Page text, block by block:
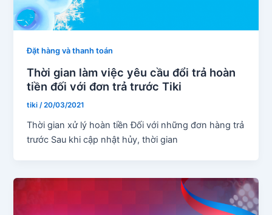
Đặt hàng và thanh toán
Thời gian làm việc yêu cầu đổi trả hoàn
tiền đối với đơn trả trước Tiki
tiki/20/03/2021
Thời gian xử lý hoàn tiền Đối với những đơn hàng trả
trước Sau khi cập nhật hủy, thời gian